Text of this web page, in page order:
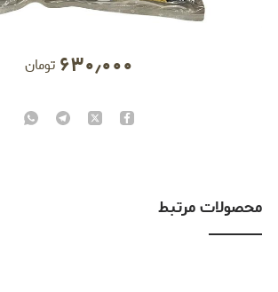
۶۳۰٫۰۰۰ تومان
محصولات مرتبط